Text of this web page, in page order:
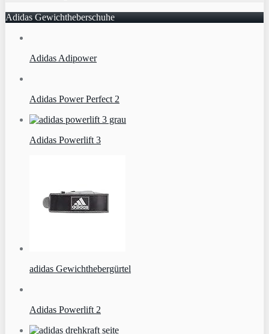
Adidas Gewichtheberschuhe
Adidas Adipower
Adidas Power Perfect 2
Adidas Powerlift 3
adidas Gewichthebergürtel
Adidas Powerlift 2